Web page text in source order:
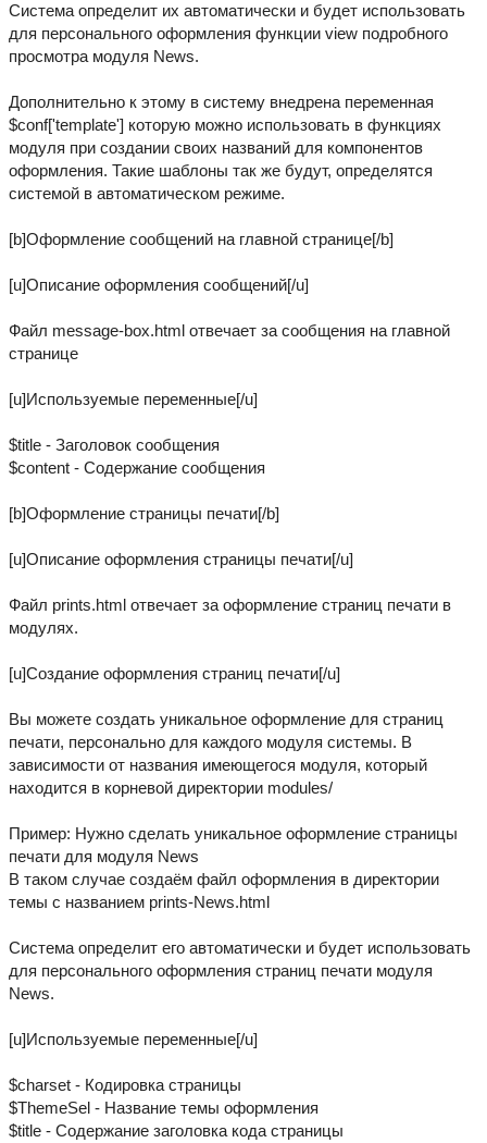
Система определит их автоматически и будет использовать
для персонального оформления функции view подробного
просмотра модуля News.
Дополнительно к этому в систему внедрена переменная
$conf['template'] которую можно использовать в функциях
модуля при создании своих названий для компонентов
оформления. Такие шаблоны так же будут, определятся
системой в автоматическом режиме.
[b]Оформление сообщений на главной странице[/b]
[u]Описание оформления сообщений[/u]
Файл message-box.html отвечает за сообщения на главной
странице
[u]Используемые переменные[/u]
$title - Заголовок сообщения
$content - Содержание сообщения
[b]Оформление страницы печати[/b]
[u]Описание оформления страницы печати[/u]
Файл prints.html отвечает за оформление страниц печати в
модулях.
[u]Создание оформления страниц печати[/u]
Вы можете создать уникальное оформление для страниц
печати, персонально для каждого модуля системы. В
зависимости от названия имеющегося модуля, который
находится в корневой директории modules/
Пример: Нужно сделать уникальное оформление страницы
печати для модуля News
В таком случае создаём файл оформления в директории
темы с названием prints-News.html
Система определит его автоматически и будет использовать
для персонального оформления страниц печати модуля
News.
[u]Используемые переменные[/u]
$charset - Кодировка страницы
$ThemeSel - Название темы оформления
$title - Содержание заголовка кода страницы